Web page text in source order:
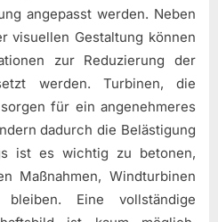
angepasst werden. Neben
visuellen Gestaltung können
zur Reduzierung der
werden. Turbinen, die
für ein angenehmeres
dadurch die Belästigung
ist es wichtig zu betonen,
Maßnahmen, Windturbinen
Eine vollständige